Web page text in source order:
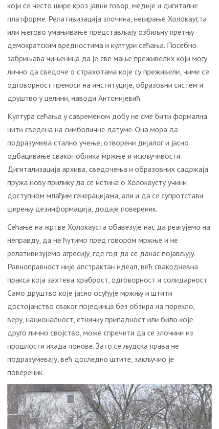
који се често шире кроз јавни говор, медије и дигиталне
платформе. Релативизација злочина, негирање Холокауста
или његово умањивање представљају озбиљну претњу
демократским вредностима и култури сећања. Посебно
забрињава чињеница да је све мање преживелих који могу
лично да сведоче о страхотама које су преживели, чиме се
одговорност преноси на институције, образовни систем и
друштво у целини, наводи Антонијевић.
Култура сећања у савременом добу не сме бити формална
нити сведена на симболичне датуме. Она мора да
подразумева стално учење, отворени дијалог и јасно
одбацивање сваког облика мржње и искључивости.
Дигитализација архива, сведочења и образовних садржаја
пружа нову прилику да се истина о Холокаусту учини
доступном млађим генерацијама, али и да се супротстави
ширењу дезинформација, додаје повереник.
Сећање на жртве Холокауста обавезује нас да реагујемо на
неправду, да не ћутимо пред говором мржње и не
релативизујемо агресију, где год да се данас појављују.
Равноправност није апстрактан идеал, већ свакодневна
пракса која захтева храброст, одговорност и солидарност.
Само друштво које јасно осуђује мржњу и штити
достојанство сваког појединца без обзира на порекло,
веру, националност, етничку припадност или било које
друго лично својство, може спречити да се злочини из
прошлости икада понове. Зато се људска права не
подразумевају, већ доследно штите, закључио је
повереник.